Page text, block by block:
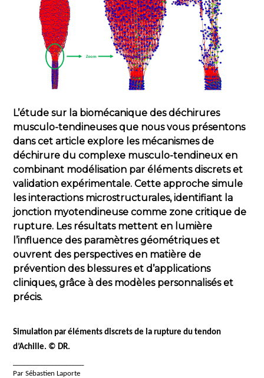
L’étude sur la biomécanique des déchirures
musculo-tendineuses que nous vous présentons
dans cet article explore les mécanismes de
déchirure du complexe musculo-tendineux en
combinant modélisation par éléments discrets et
validation expérimentale. Cette approche simule
les interactions microstructurales, identifiant la
jonction myotendineuse comme zone critique de
rupture. Les résultats mettent en lumière
l’influence des paramètres géométriques et
ouvrent des perspectives en matière de
prévention des blessures et d’applications
cliniques, grâce à des modèles personnalisés et
précis.
Simulation par éléments discrets de la rupture du tendon
d’Achille. © DR.
Par Sébastien Laporte